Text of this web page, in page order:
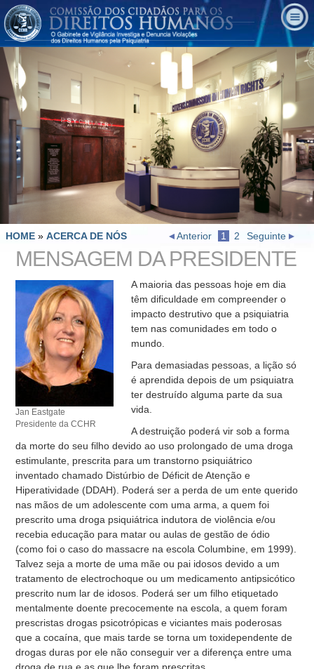
HOME » ACERCA DE NÓS Seguinte
1 2
Anterior
MENSAGEM DA PRESIDENTE
Jan Eastgate
Presidente da CCHR
A maioria das pessoas hoje em dia
têm dificuldade em compreender o
impacto destrutivo que a psiquiatria
tem nas comunidades em todo o
mundo.
Para demasiadas pessoas, a lição só
é aprendida depois de um psiquiatra
ter destruído alguma parte da sua
vida.
A destruição poderá vir sob a forma
da morte do seu filho devido ao uso prolongado de uma droga
estimulante, prescrita para um transtorno psiquiátrico
inventado chamado Distúrbio de Déficit de Atenção e
Hiperatividade (DDAH). Poderá ser a perda de um ente querido
nas mãos de um adolescente com uma arma, a quem foi
prescrito uma droga psiquiátrica indutora de violência e/ou
recebia educação para matar ou aulas de gestão de ódio
(como foi o caso do massacre na escola Columbine, em 1999).
Talvez seja a morte de uma mãe ou pai idosos devido a um
tratamento de electrochoque ou um medicamento antipsicótico
prescrito num lar de idosos. Poderá ser um filho etiquetado
mentalmente doente precocemente na escola, a quem foram
prescristas drogas psicotrópicas e viciantes mais poderosas
que a cocaína, que mais tarde se torna um toxidependente de
drogas duras por ele não conseguir ver a diferença entre uma